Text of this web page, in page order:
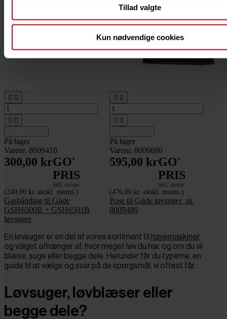
Tillad valgte
Kun nødvendige cookies
 
 
På lager
Varenr. 8009410
300,00 krGO'
PRIS
inkl. moms
(240,00 kr. ekskl. moms.)
Gashåndtag til Güde
GSH6500B + GSH6501B
løvsuger
 
 
På lager
Varenr. 8009696
595,00 krGO'
PRIS
inkl. moms
(476,00 kr. ekskl. moms.)
Pose til Güde løvsuger_nr.
8009486
En løvsuger er en del af vores sortiment til havemaskiner,
og valget afhænger af, hvor meget løv du har, og om du vil
blæse, suge eller begge dele. Herunder får du typerne, en
guide til at vælge og svar på de spørgsmål, vi oftest får.
Løvsuger, løvblæser eller
begge dele?